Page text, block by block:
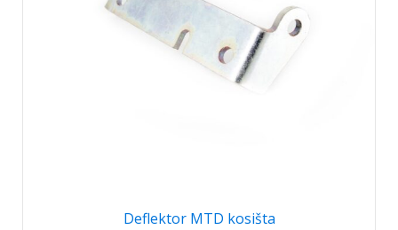
Deflektor MTD kosišta